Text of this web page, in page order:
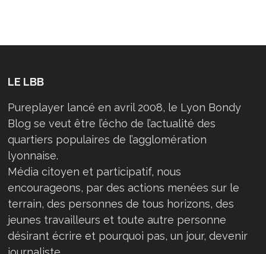
LE LBB
Pureplayer lancé en avril 2008, le Lyon Bondy
Blog se veut être l’écho de l’actualité des
quartiers populaires de l’agglomération
lyonnaise.
Média citoyen et participatif, nous
encourageons, par des actions menées sur le
terrain, des personnes de tous horizons, des
jeunes travailleurs et toute autre personne
désirant écrire et pourquoi pas, un jour, devenir